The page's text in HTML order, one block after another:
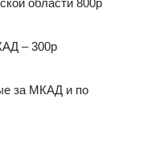
области 800р
– 300р
за МКАД и по